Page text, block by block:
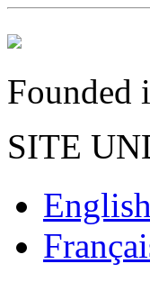
Founded
SITE
English